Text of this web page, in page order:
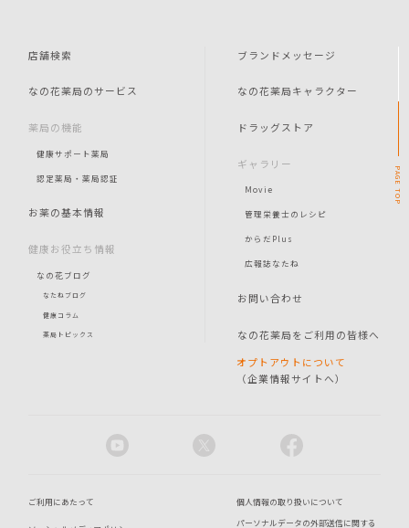
店舗検索
なの花薬局のサービス
薬局の機能
健康サポート薬局
認定薬局・薬局認証
お薬の基本情報
健康お役立ち情報
なの花ブログ
なたねブログ
健康コラム
薬局トピックス
ブランドメッセージ
なの花薬局キャラクター
ドラッグストア
ギャラリー
Movie
管理栄養士のレシピ
からだPlus
広報誌なたね
お問い合わせ
なの花薬局をご利用の皆様へ
オプトアウトについて
（企業情報サイトへ）
ご利用にあたって 個人情報の取り扱いについて
パーソナルデータの外部送信に関する
PAGE
TOP